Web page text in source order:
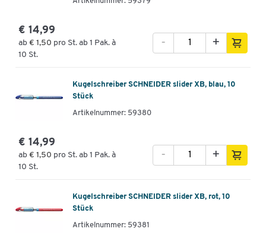
€ 14,99
ab € 1,50 pro St. ab 1 Pak. à
10 St.
+
-
Kugelschreiber SCHNEIDER slider XB, blau, 10
Stück
Artikelnummer: 59380
€ 14,99
ab € 1,50 pro St. ab 1 Pak. à
10 St.
+
-
Kugelschreiber SCHNEIDER slider XB, rot, 10
Stück
Artikelnummer: 59381